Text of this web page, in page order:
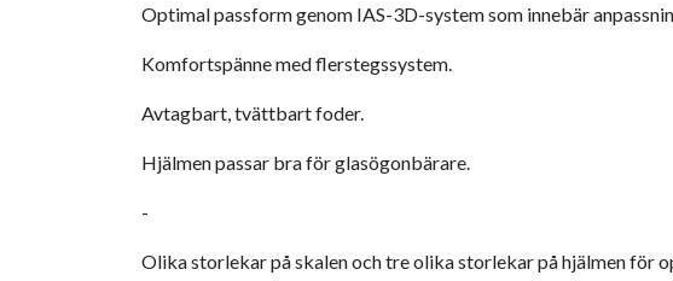
Optimal passform genom IAS-3D-system som innebär
Komfortspänne med flerstegssystem.
Avtagbart, tvättbart foder.
Hjälmen passar bra för glasögonbärare.
-
Olika storlekar på skalen och tre olika storlekar på hjälmen för